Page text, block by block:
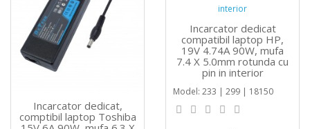
Incarcator dedicat,
comptibil laptop Toshiba
Incarcator dedicat
compatibil laptop HP,
19V 4.74A 90W, mufa
7.4 X 5.0mm rotunda cu
pin in interior
Model: 233 | 299 | 18150